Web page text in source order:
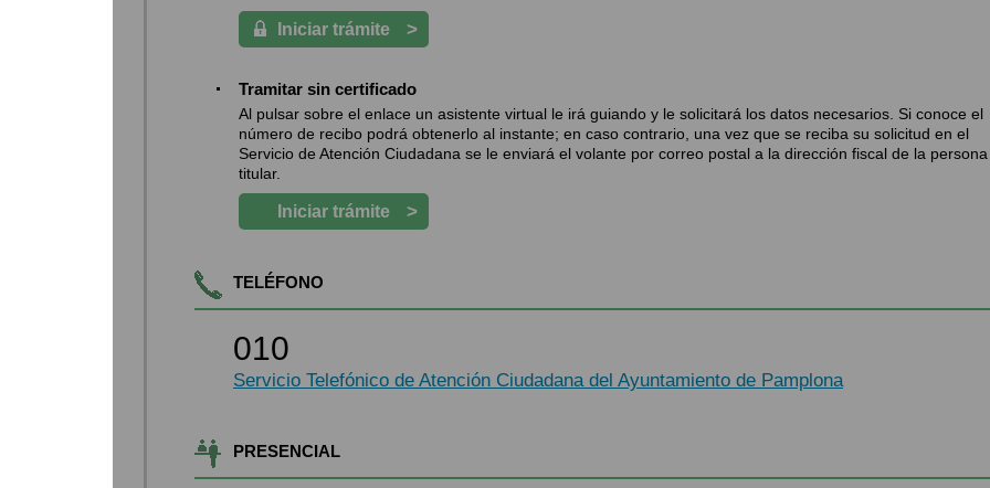
Iniciar trámite >
Tramitar sin certificado
Al pulsar sobre el enlace un asistente virtual le irá guiando y le solicitará los datos necesarios. Si conoce el
número de recibo podrá obtenerlo al instante; en caso contrario, una vez que se reciba su solicitud en el
Servicio de Atención Ciudadana se le enviará el volante por correo postal a la dirección fiscal de la persona
titular.
Iniciar trámite >
TELÉFONO
010
Servicio Telefónico de Atención Ciudadana del Ayuntamiento de Pamplona
PRESENCIAL